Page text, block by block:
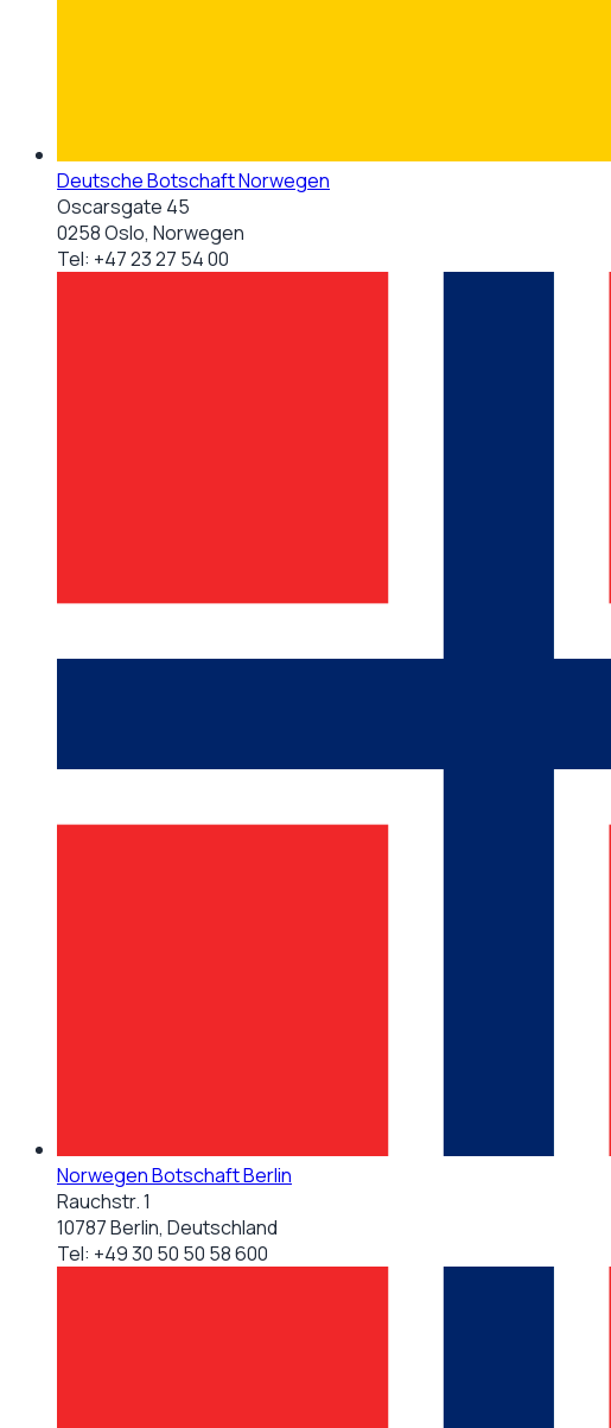
Deutsche Botschaft Norwegen
Oscarsgate 45
0258 Oslo, Norwegen
Tel: +47 23 27 54 00
Norwegen Botschaft Berlin
Rauchstr. 1
10787 Berlin, Deutschland
Tel: +49 30 50 50 58 600